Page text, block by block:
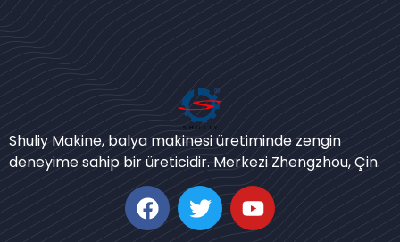
Shuliy Makine, balya makinesi üretiminde zengin
deneyime sahip bir üreticidir. Merkezi Zhengzhou, Çin.
German
Korean
Japanese
Urdu